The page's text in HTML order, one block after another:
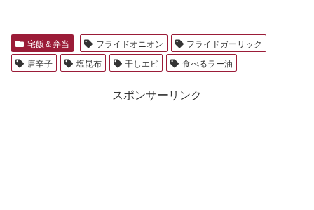
宅飯＆弁当 フライドオニオン
フライドガーリック
唐辛子
塩昆布 干しエビ 食べるラー油
スポンサーリンク